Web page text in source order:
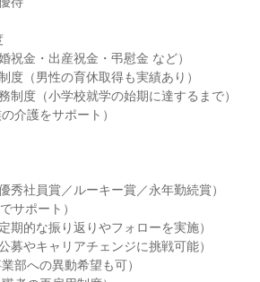
祝金・出産祝金・弔慰金 など）
度（男性の育休取得も実績あり）
制度（小学校就学の始期に達するまで）
介護をサポート）
秀社員賞／ルーキー賞／永年勤続賞）
サポート）
期的な振り返りやフォローを実施）
募やキャリアチェンジに挑戦可能）